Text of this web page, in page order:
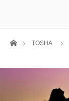
ホームTOSHA